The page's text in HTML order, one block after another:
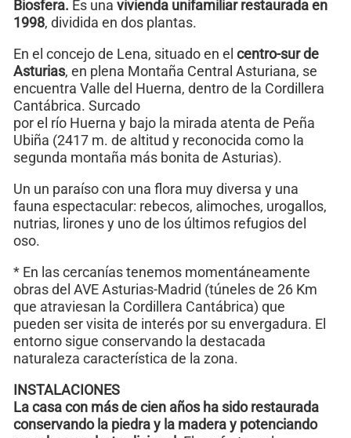
Biosfera. Es una vivienda unifamiliar restaurada en
1998, dividida en dos plantas.
En el concejo de Lena, situado en el centro-sur de
Asturias, en plena Montaña Central Asturiana, se
encuentra Valle del Huerna, dentro de la Cordillera
Cantábrica. Surcado
por el río Huerna y bajo la mirada atenta de Peña
Ubiña (2417 m. de altitud y reconocida como la
segunda montaña más bonita de Asturias).
Un un paraíso con una flora muy diversa y una
fauna espectacular: rebecos, alimoches, urogallos,
nutrias, lirones y uno de los últimos refugios del
oso.
* En las cercanías tenemos momentáneamente
obras del AVE Asturias-Madrid (túneles de 26 Km
que atraviesan la Cordillera Cantábrica) que
pueden ser visita de interés por su envergadura. El
entorno sigue conservando la destacada
naturaleza característica de la zona.
INSTALACIONES
La casa con más de cien años ha sido restaurada
conservando la piedra y la madera y potenciando